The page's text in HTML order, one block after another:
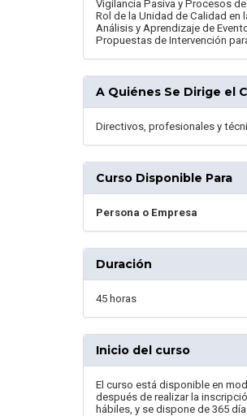
Vigilancia Pasiva y Procesos
Rol de la Unidad de Calidad en
Análisis y Aprendizaje de
Propuestas de Intervención
A Quiénes Se Dirige el
Directivos, profesionales y
Curso Disponible Para
Persona o Empresa
Duración
45 horas
Inicio del curso
El curso está disponible en
después de realizar la
hábiles, y se dispone de 365